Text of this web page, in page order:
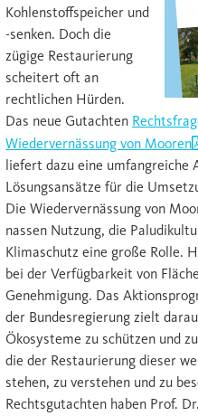
Kohlenstoffspeicher und
-senken. Doch die
zügige Restaurierung
scheitert oft an
rechtlichen Hürden.
Das neue Gutachten
Wiedervernässung von Mooren
liefert dazu eine umfangreiche
Lösungsansätze für die
Die Wiedervernässung von
nassen Nutzung, die
Klimaschutz eine große Rolle.
bei der Verfügbarkeit von
Genehmigung. Das
der Bundesregierung zielt
Ökosysteme zu schützen und
die der Restaurierung dieser
stehen, zu verstehen und zu
Rechtsgutachten haben Prof.